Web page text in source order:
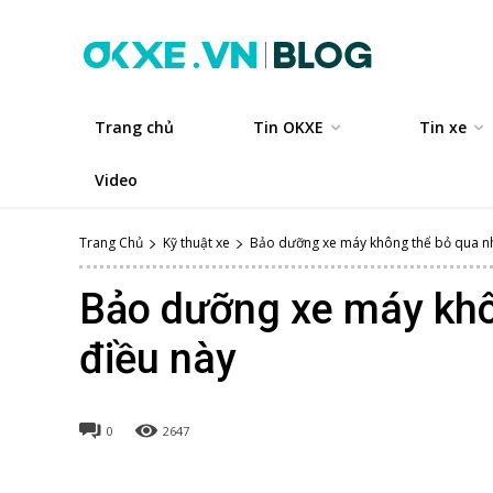
Trang chủ Tin OKXE Tin xe
Video
Trang Chủ Kỹ thuật xe Bảo dưỡng xe máy không thể bỏ qua
Bảo dưỡng xe máy
điều này
0 2647